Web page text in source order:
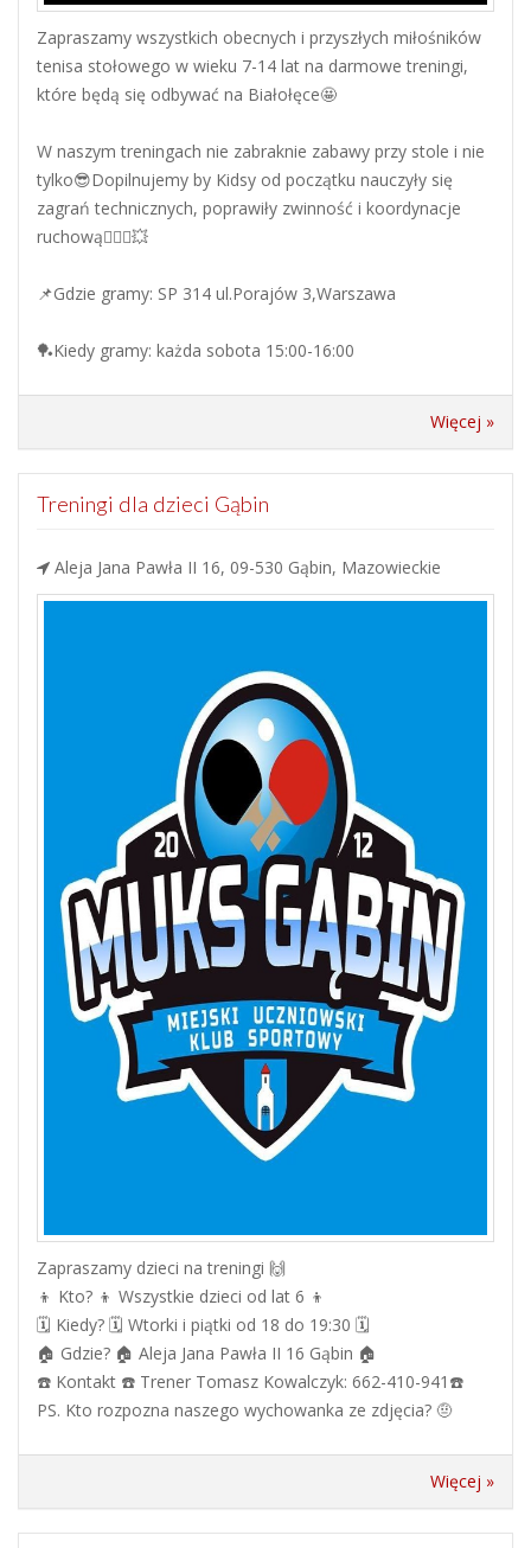
Zapraszamy wszystkich obecnych i przyszłych miłośników
tenisa stołowego w wieku 7-14 lat na darmowe treningi,
które będą się odbywać na Białołęce🤩
W naszym treningach nie zabraknie zabawy przy stole i nie
tylko😎Dopilnujemy by Kidsy od początku nauczyły się
zagrań technicznych, poprawiły zwinność i koordynacje
ruchową🏃🏼‍♀️💥
📌Gdzie gramy: SP 314 ul.Porajów 3,Warszawa
🏓Kiedy gramy: każda sobota 15:00-16:00
Więcej »
Treningi dla dzieci Gąbin
Aleja Jana Pawła II 16, 09-530 Gąbin, Mazowieckie
Zapraszamy dzieci na treningi 🙌
👦 Kto? 👦 Wszystkie dzieci od lat 6 👦
🗓️ Kiedy? 🗓 Wtorki i piątki od 18 do 19:30 🗓
🏠 Gdzie? 🏠 Aleja Jana Pawła II 16 Gąbin 🏠
☎️ Kontakt ☎️ Trener Tomasz Kowalczyk: 662-410-941☎️
PS. Kto rozpozna naszego wychowanka ze zdjęcia? 🤨
Więcej »